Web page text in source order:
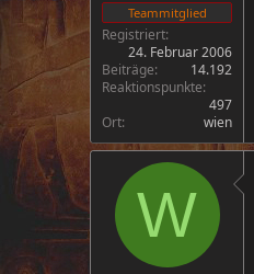
Teammitglied
Registriert
24. Februar 2006
Beiträge
14.192
Reaktionspunkte
497
Ort
wien
W